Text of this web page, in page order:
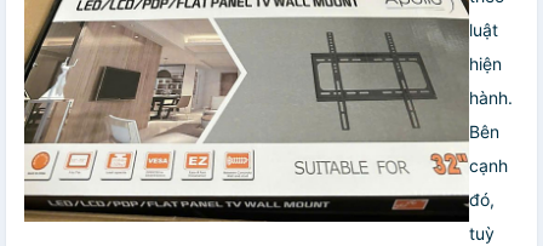
luật
hiện
hành.
Bên
cạnh
đó,
tuỳ